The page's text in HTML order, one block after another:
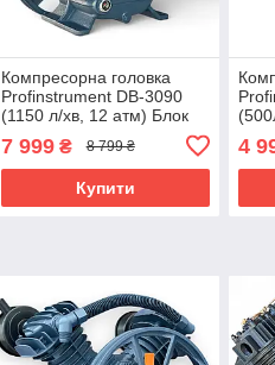
Компресорна головка
Profinstrument DB-3090
(1150 л/хв, 12 атм) Блок
компресора W-подібний
7 999₴ 8 799 ₴
Купити
4